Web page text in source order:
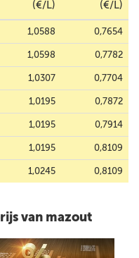
(€/L)
(€/L)
1,0588 0,7654
1,0598 0,7782
1,0307 0,7704
1,0195 0,7872
1,0195 0,7914
1,0195 0,8109
1,0245 0,8109
van mazout